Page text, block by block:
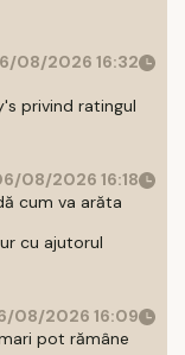
08/2026 16:32
privind ratingul
08/2026 16:18
cum va arăta
cu ajutorul
08/2026 16:09
pot rămâne